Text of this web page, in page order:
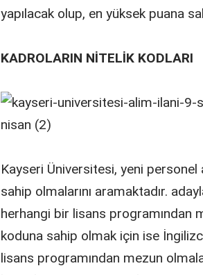
yapılacak olup, en yüksek puana
KADROLARIN NİTELİK KODLARI
Kayseri Üniversitesi, yeni personel
sahip olmalarını aramaktadır.
herhangi bir lisans programından
koduna sahip olmak için ise
lisans programından mezun